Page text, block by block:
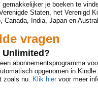
gemakkelijker je boeken te
Staten, het Verenigd
Canada, India, Japan en
vragen
Unlimited?
abonnementsprogramma
opgenomen in
zoals nu. Klik hiervoor meer